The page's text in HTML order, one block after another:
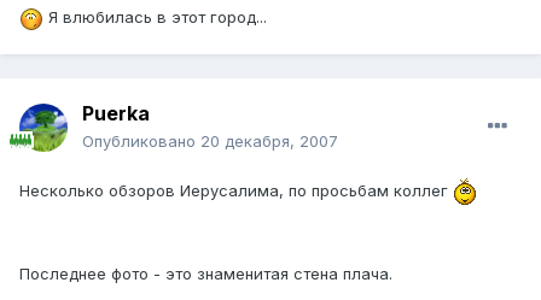
Я влюбилась в этот город...
Puerka
Опубликовано 20 декабря, 2007
Несколько обзоров Иерусалима, по просьбам коллег
Последнее фото - это знаменитая стена плача.